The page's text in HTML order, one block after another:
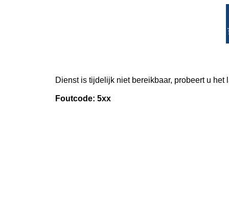
Dienst is tijdelijk niet bereikbaar, probeert u het
Foutcode: 5xx